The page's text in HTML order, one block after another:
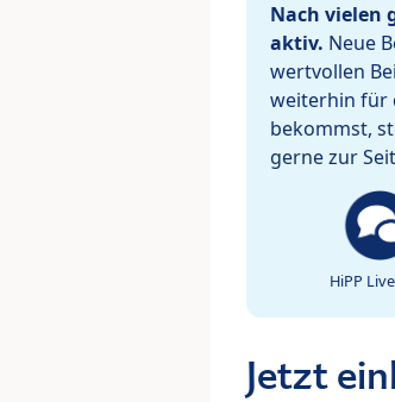
Nach vielen
aktiv. Neue
wertvollen
weiterhin für
bekommst,
gerne zur
HiPP
Jetzt